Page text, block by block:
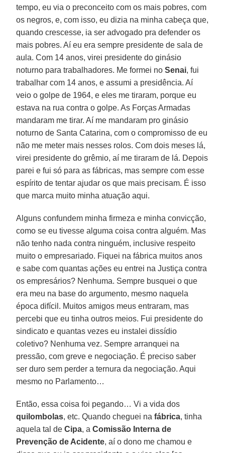
tempo, eu via o preconceito com os mais pobres, com
os negros, e, com isso, eu dizia na minha cabeça que,
quando crescesse, ia ser advogado pra defender os
mais pobres. Aí eu era sempre presidente de sala de
aula. Com 14 anos, virei presidente do ginásio
noturno para trabalhadores. Me formei noSenai, fui
trabalhar com 14 anos, e assumi a presidência. Aí
veio o golpe de 1964, e eles me tiraram, porque eu
estava na rua contra o golpe. As Forças Armadas
mandaram me tirar. Aí me mandaram pro ginásio
noturno de Santa Catarina, com o compromisso de eu
não me meter mais nesses rolos. Com dois meses lá,
virei presidente do grêmio, aí me tiraram de lá. Depois
parei e fui só para as fábricas, mas sempre com esse
espírito de tentar ajudar os que mais precisam. É isso
que marca muito minha atuação aqui.
Alguns confundem minha firmeza e minha convicção,
como se eu tivesse alguma coisa contra alguém. Mas
não tenho nada contra ninguém, inclusive respeito
muito o empresariado. Fiquei na fábrica muitos anos
e sabe com quantas ações eu entrei na Justiça contra
os empresários? Nenhuma. Sempre busquei o que
era meu na base do argumento, mesmo naquela
época difícil. Muitos amigos meus entraram, mas
percebi que eu tinha outros meios. Fui presidente do
sindicato e quantas vezes eu instalei dissídio
coletivo? Nenhuma vez. Sempre arranquei na
pressão, com greve e negociação. É preciso saber
ser duro sem perder a ternura da negociação. Aqui
mesmo no Parlamento…
Então, essa coisa foi pegando… Vi a vida dos
quilombolas, etc. Quando cheguei nafábrica, tinha
aquela tal deCipa, aComissão Interna de
Prevenção de Acidente, aí o dono me chamou e